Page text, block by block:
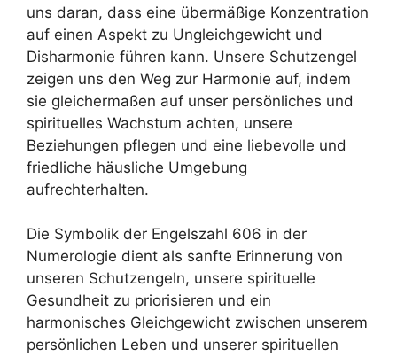
uns daran, dass eine übermäßige Konzentration
auf einen Aspekt zu Ungleichgewicht und
Disharmonie führen kann. Unsere Schutzengel
zeigen uns den Weg zur Harmonie auf, indem
sie gleichermaßen auf unser persönliches und
spirituelles Wachstum achten, unsere
Beziehungen pflegen und eine liebevolle und
friedliche häusliche Umgebung
aufrechterhalten.
Die Symbolik der Engelszahl 606 in der
Numerologie dient als sanfte Erinnerung von
unseren Schutzengeln, unsere spirituelle
Gesundheit zu priorisieren und ein
harmonisches Gleichgewicht zwischen unserem
persönlichen Leben und unserer spirituellen